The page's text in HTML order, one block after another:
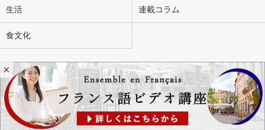
生活 連載コラム
食文化
会社概要 お問い合わせ 広告掲載 ライター募集
個人情報の取り扱いについて
Copyright Ensemble en Français. All Rights Reserved.
×